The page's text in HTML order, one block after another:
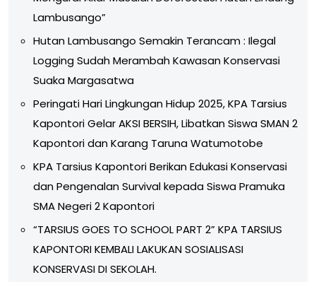
Lambusango”
Hutan Lambusango Semakin Terancam : Ilegal
Logging Sudah Merambah Kawasan Konservasi
Suaka Margasatwa
Peringati Hari Lingkungan Hidup 2025, KPA Tarsius
Kapontori Gelar AKSI BERSIH, Libatkan Siswa SMAN 2
Kapontori dan Karang Taruna Watumotobe
KPA Tarsius Kapontori Berikan Edukasi Konservasi
dan Pengenalan Survival kepada Siswa Pramuka
SMA Negeri 2 Kapontori
“TARSIUS GOES TO SCHOOL PART 2” KPA TARSIUS
KAPONTORI KEMBALI LAKUKAN SOSIALISASI
KONSERVASI DI SEKOLAH.